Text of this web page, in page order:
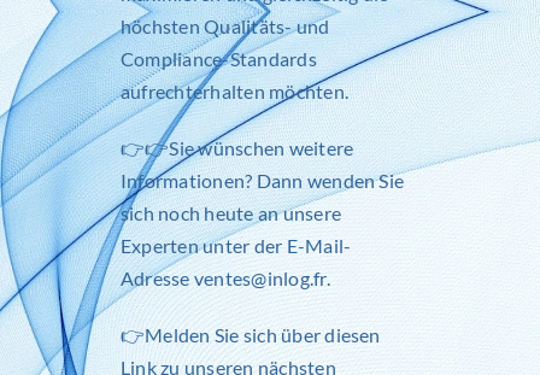
höchsten Qualitäts- und
Compliance-Standards
aufrechterhalten möchten.
👉👉Sie wünschen weitere
Informationen? Dann wenden Sie
sich noch heute an unsere
Experten unter der E-Mail-
Adresseventes@inlog.fr.
👉Melden Sie sich über diesen
Link zu unseren nächsten